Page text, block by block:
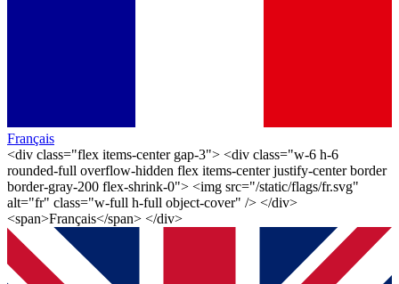
Français
<div class="flex items-center gap-3"> <div class="w-6 h-6
rounded-full overflow-hidden flex items-center justify-center border
border-gray-200 flex-shrink-0"> <img src="/static/flags/fr.svg"
alt="fr" class="w-full h-full object-cover" /> </div>
<span>Français</span> </div>